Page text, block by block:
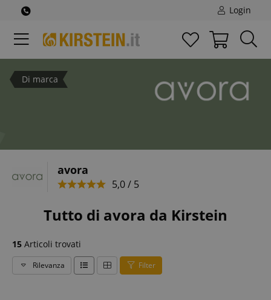
Login
Di marca
avora
5,0 / 5
Tutto di avora da Kirstein
15 Articoli trovati
Rilevanza Filter